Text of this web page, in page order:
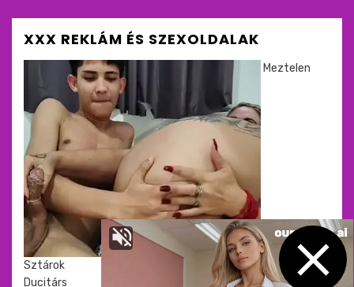
XXX REKLÁM ÉS SZEXOLDALAK
Meztelen
Sztárok
Ducitárs